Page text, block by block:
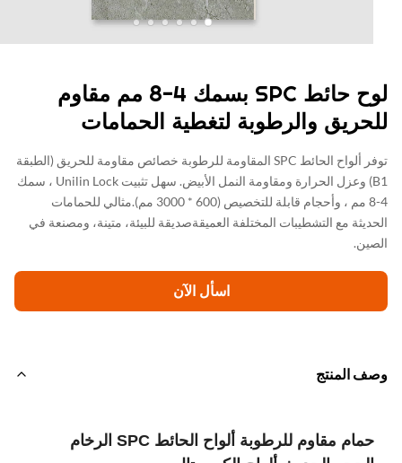
لوح حائط SPC بسمك 4-8 مم مقاوم
والرطوبة لتغطية الحمامات
توفر ألواح الحائط SPC المقاومة للرطوبة خصائص مقاومة للحريق (الطبقة
B1) وعزل الحرارة ومقاومة النمل الأبيض. سهل تثبيت Unilin Lock ، سمك
4-8 مم ، وأحجام قابلة للتخصيص (600 * 3000 مم).مثالي للحمامات
مع التشطيبات المختلفة العميقةصديقة للبيئة، متينة، ومصنعة في
اسأل الآن
المنتج
حمام مقاوم للرطوبة ألواح الحائط SPC الرخام